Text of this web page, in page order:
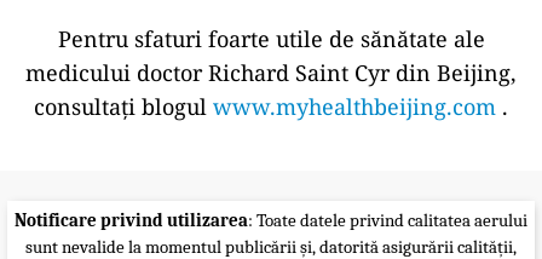
Pentru sfaturi foarte utile de sănătate ale
medicului doctor Richard Saint Cyr din Beijing,
consultați blogul www.myhealthbeijing.com .
Notificare privind utilizarea: Toate datele privind calitatea aerului
sunt nevalide la momentul publicării și, datorită asigurării calității,